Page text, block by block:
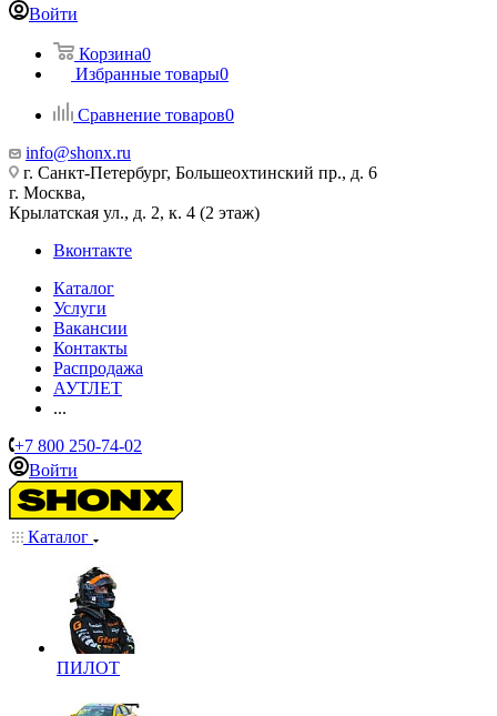
Войти
Корзина0
Избранные товары0
Сравнение товаров0
info@shonx.ru
г. Санкт-Петербург, Большеохтинский пр., д. 6
г. Москва,
Крылатская ул., д. 2, к. 4 (2 этаж)
Вконтакте
Каталог
Услуги
Вакансии
Контакты
Распродажа
АУТЛЕТ
...
+7 800 250-74-02
Войти
Каталог
ПИЛОТ